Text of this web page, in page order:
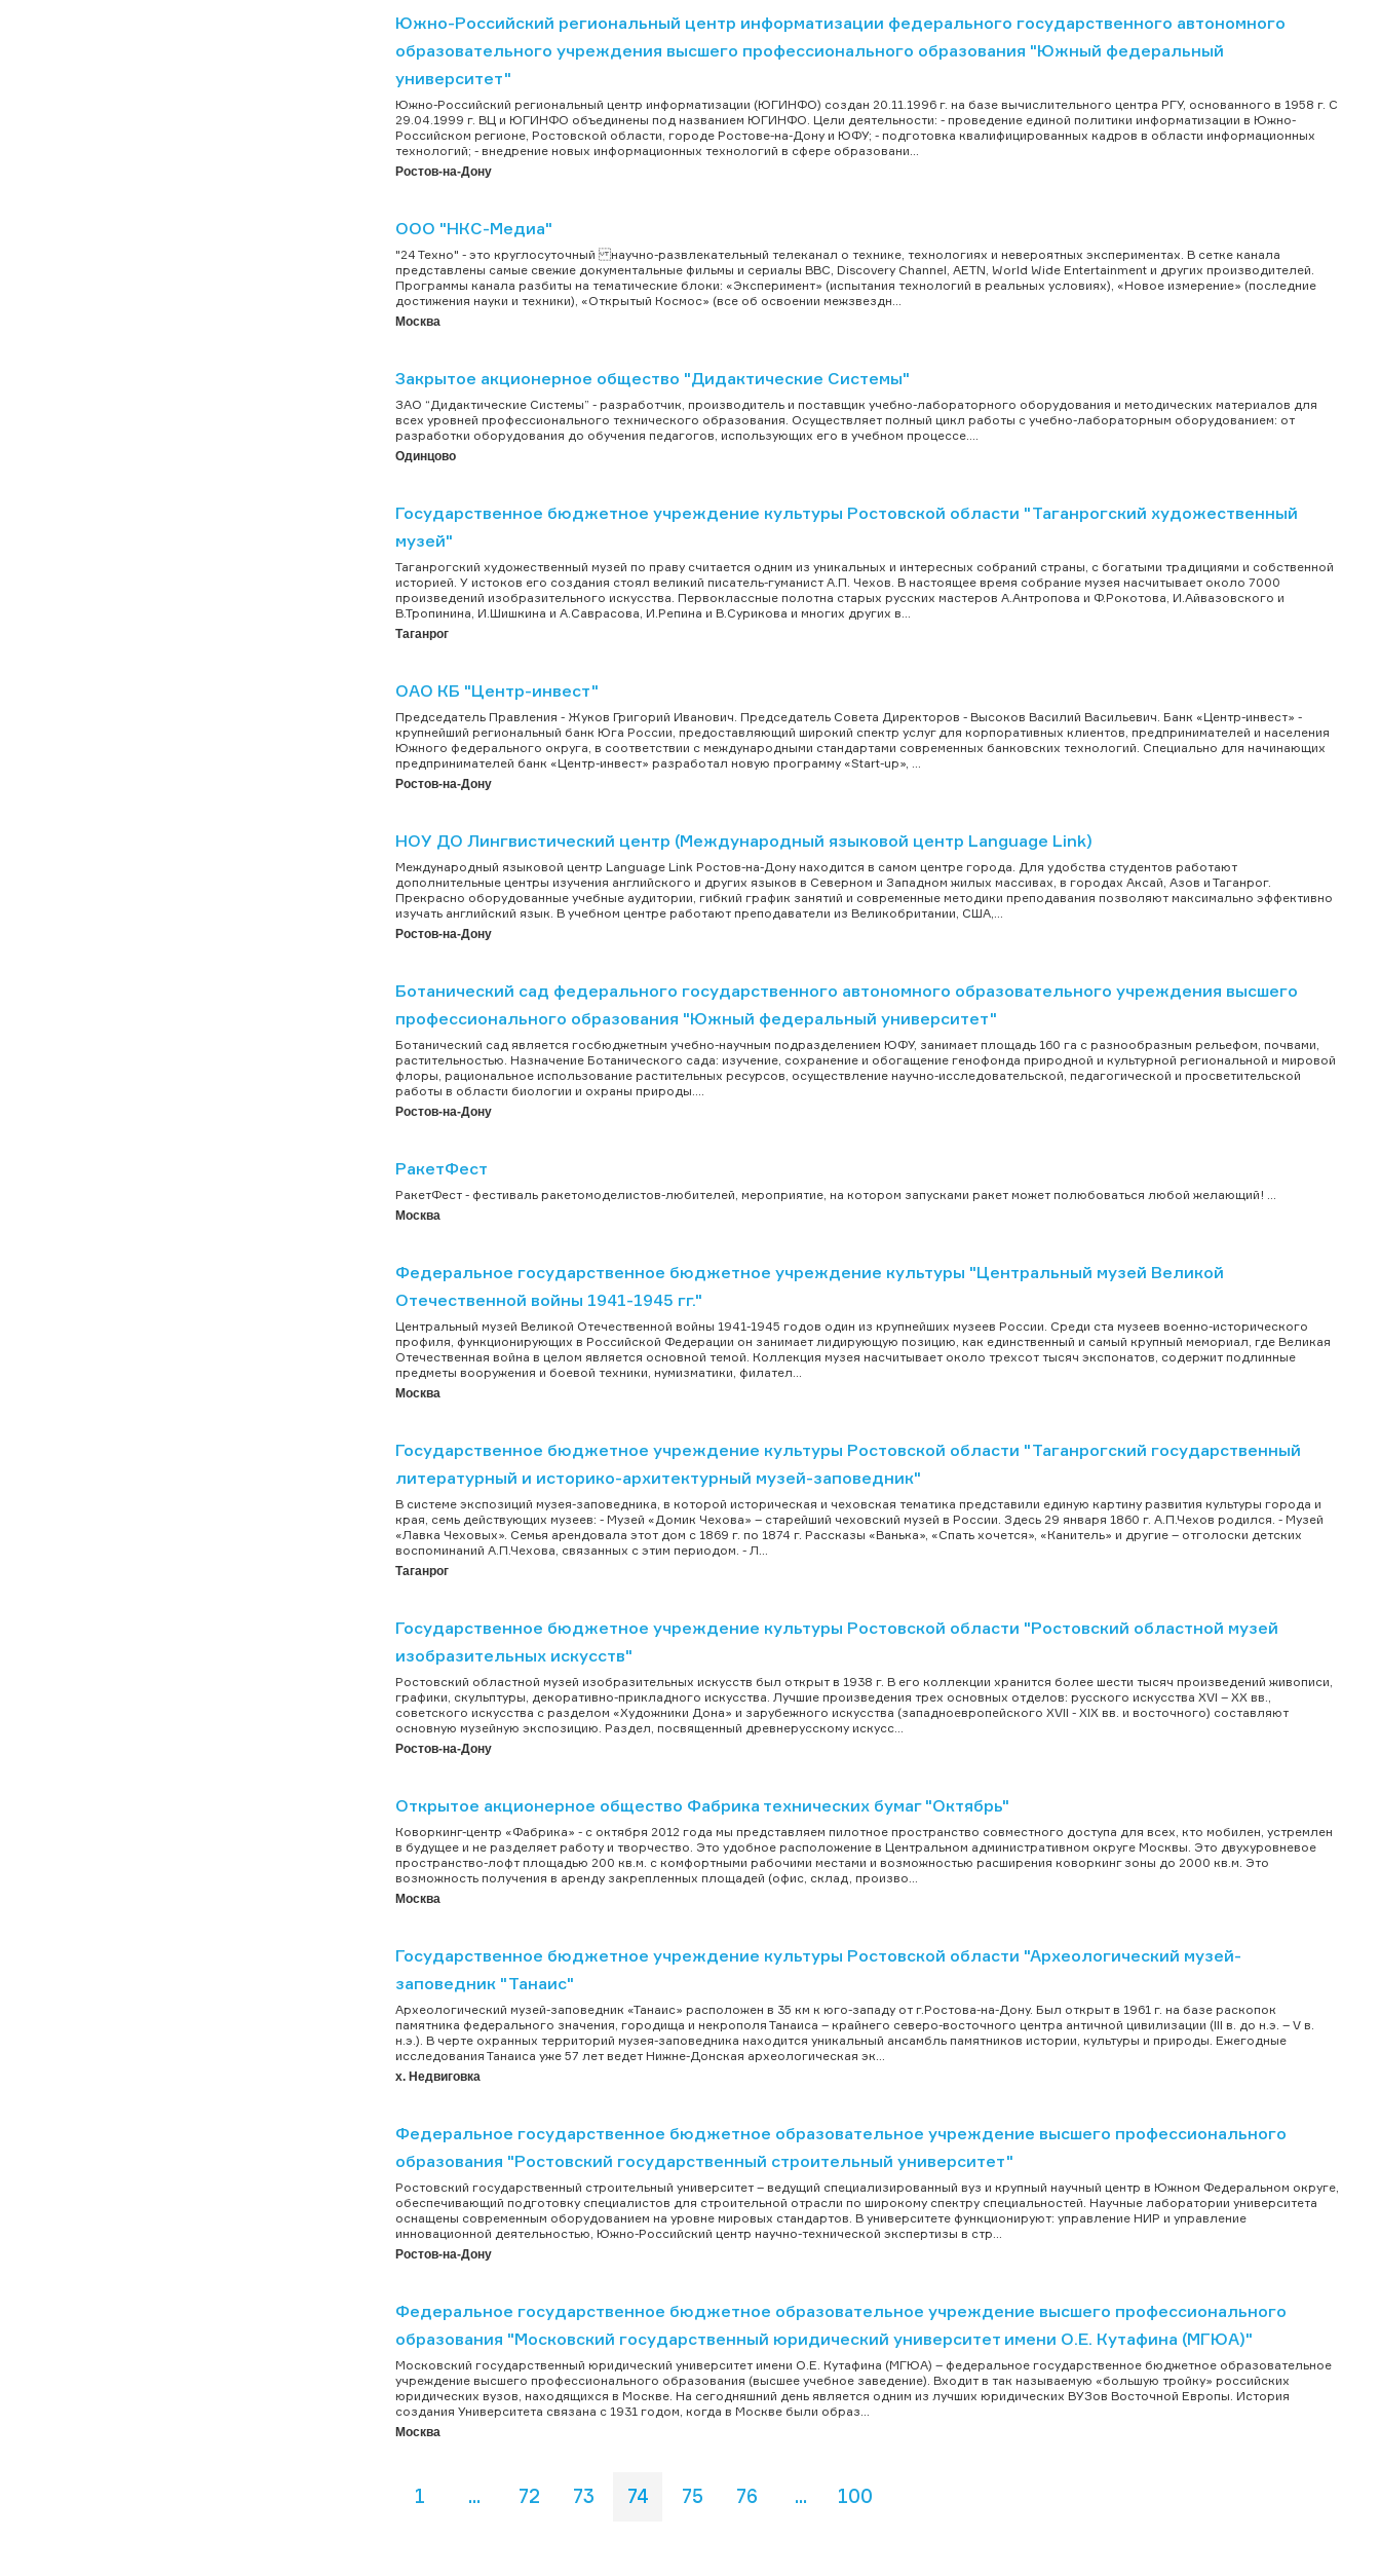
Южно-Российский региональный центр информатизации федерального государственного автономного
образовательного учреждения высшего профессионального образования "Южный федеральный
университет"
Южно-Российский региональный центр информатизации (ЮГИНФО) создан 20.11.1996 г. на базе вычислительного центра РГУ, основанного в 1958 г. С
29.04.1999 г. ВЦ и ЮГИНФО объединены под названием ЮГИНФО. Цели деятельности: - проведение единой политики информатизации в Южно-
Российском регионе, Ростовской области, городе Ростове-на-Дону и ЮФУ; - подготовка квалифицированных кадров в области информационных
технологий; - внедрение новых информационных технологий в сфере образовани...
Ростов-на-Дону
ООО "НКС-Медиа"
"24 Техно" - это круглосуточный научно-развлекательный телеканал о технике, технологиях и невероятных экспериментах. В сетке канала
представлены самые свежие документальные фильмы и сериалы BBC, Discovery Channel, AETN, World Wide Entertainment и других производителей.
Программы канала разбиты на тематические блоки: «Эксперимент» (испытания технологий в реальных условиях), «Новое измерение» (последние
достижения науки и техники), «Открытый Космос» (все об освоении межзвездн...
Москва
Закрытое акционерное общество "Дидактические Системы"
ЗАО “Дидактические Системы” - разработчик, производитель и поставщик учебно-лабораторного оборудования и методических материалов для
всех уровней профессионального технического образования. Осуществляет полный цикл работы с учебно-лабораторным оборудованием: от
разработки оборудования до обучения педагогов, использующих его в учебном процессе....
Одинцово
Государственное бюджетное учреждение культуры Ростовской области "Таганрогский художественный
музей"
Таганрогский художественный музей по праву считается одним из уникальных и интересных собраний страны, с богатыми традициями и собственной
историей. У истоков его создания стоял великий писатель-гуманист А.П. Чехов. В настоящее время собрание музея насчитывает около 7000
произведений изобразительного искусства. Первоклассные полотна старых русских мастеров А.Антропова и Ф.Рокотова, И.Айвазовского и
В.Тропинина, И.Шишкина и А.Саврасова, И.Репина и В.Сурикова и многих других в...
Таганрог
ОАО КБ "Центр-инвест"
Председатель Правления - Жуков Григорий Иванович. Председатель Совета Директоров - Высоков Василий Васильевич. Банк «Центр-инвест» -
крупнейший региональный банк Юга России, предоставляющий широкий спектр услуг для корпоративных клиентов, предпринимателей и населения
Южного федерального округа, в соответствии с международными стандартами современных банковских технологий. Специально для начинающих
предпринимателей банк «Центр-инвест» разработал новую программу «Start-up», ...
Ростов-на-Дону
НОУ ДО Лингвистический центр (Международный языковой центр Language Link)
Международный языковой центр Language Link Ростов-на-Дону находится в самом центре города. Для удобства студентов работают
дополнительные центры изучения английского и других языков в Северном и Западном жилых массивах, в городах Аксай, Азов и Таганрог.
Прекрасно оборудованные учебные аудитории, гибкий график занятий и современные методики преподавания позволяют максимально эффективно
изучать английский язык. В учебном центре работают преподаватели из Великобритании, США,...
Ростов-на-Дону
Ботанический сад федерального государственного автономного образовательного учреждения высшего
профессионального образования "Южный федеральный университет"
Ботанический сад является госбюджетным учебно-научным подразделением ЮФУ, занимает площадь 160 га с разнообразным рельефом, почвами,
растительностью. Назначение Ботанического сада: изучение, сохранение и обогащение генофонда природной и культурной региональной и мировой
флоры, рациональное использование растительных ресурсов, осуществление научно-исследовательской, педагогической и просветительской
работы в области биологии и охраны природы....
Ростов-на-Дону
РакетФест
РакетФест - фестиваль ракетомоделистов-любителей, мероприятие, на котором запусками ракет может полюбоваться любой желающий! ...
Москва
Федеральное государственное бюджетное учреждение культуры "Центральный музей Великой
Отечественной войны 1941-1945 гг."
Центральный музей Великой Отечественной войны 1941-1945 годов один из крупнейших музеев России. Среди ста музеев военно-исторического
профиля, функционирующих в Российской Федерации он занимает лидирующую позицию, как единственный и самый крупный мемориал, где Великая
Отечественная война в целом является основной темой. Коллекция музея насчитывает около трехсот тысяч экспонатов, содержит подлинные
предметы вооружения и боевой техники, нумизматики, филател...
Москва
Государственное бюджетное учреждение культуры Ростовской области "Таганрогский государственный
литературный и историко-архитектурный музей-заповедник"
В системе экспозиций музея-заповедника, в которой историческая и чеховская тематика представили единую картину развития культуры города и
края, семь действующих музеев: - Музей «Домик Чехова» – старейший чеховский музей в России. Здесь 29 января 1860 г. А.П.Чехов родился. - Музей
«Лавка Чеховых». Семья арендовала этот дом с 1869 г. по 1874 г. Рассказы «Ванька», «Спать хочется», «Канитель» и другие – отголоски детских
воспоминаний А.П.Чехова, связанных с этим периодом. - Л...
Таганрог
Государственное бюджетное учреждение культуры Ростовской области "Ростовский областной музей
изобразительных искусств"
Ростовский областной музей изобразительных искусств был открыт в 1938 г. В его коллекции хранится более шести тысяч произведений живописи,
графики, скульптуры, декоративно-прикладного искусства. Лучшие произведения трех основных отделов: русского искусства XVI – XX вв.,
советского искусства с разделом «Художники Дона» и зарубежного искусства (западноевропейского XVII - XIX вв. и восточного) составляют
основную музейную экспозицию. Раздел, посвященный древнерусскому искусс...
Ростов-на-Дону
Открытое акционерное общество Фабрика технических бумаг "Октябрь"
Коворкинг-центр «Фабрика» - с октября 2012 года мы представляем пилотное пространство совместного доступа для всех, кто мобилен, устремлен
в будущее и не разделяет работу и творчество. Это удобное расположение в Центральном административном округе Москвы. Это двухуровневое
пространство-лофт площадью 200 кв.м. с комфортными рабочими местами и возможностью расширения коворкинг зоны до 2000 кв.м. Это
возможность получения в аренду закрепленных площадей (офис, склад, произво...
Москва
Государственное бюджетное учреждение культуры Ростовской области "Археологический музей-
заповедник "Танаис"
Археологический музей-заповедник «Танаис» расположен в 35 км к юго-западу от г.Ростова-на-Дону. Был открыт в 1961 г. на базе раскопок
памятника федерального значения, городища и некрополя Танаиса – крайнего северо-восточного центра античной цивилизации (III в. до н.э. – V в.
н.э.). В черте охранных территорий музея-заповедника находится уникальный ансамбль памятников истории, культуры и природы. Ежегодные
исследования Танаиса уже 57 лет ведет Нижне-Донская археологическая эк...
х. Недвиговка
Федеральное государственное бюджетное образовательное учреждение высшего профессионального
образования "Ростовский государственный строительный университет"
Ростовский государственный строительный университет – ведущий специализированный вуз и крупный научный центр в Южном Федеральном округе,
обеспечивающий подготовку специалистов для строительной отрасли по широкому спектру специальностей. Научные лаборатории университета
оснащены современным оборудованием на уровне мировых стандартов. В университете функционируют: управление НИР и управление
инновационной деятельностью, Южно-Российский центр научно-технической экспертизы в стр...
Ростов-на-Дону
Федеральное государственное бюджетное образовательное учреждение высшего профессионального
образования "Московский государственный юридический университет имени О.Е. Кутафина (МГЮА)"
Московский государственный юридический университет имени О.Е. Кутафина (МГЮА) – федеральное государственное бюджетное образовательное
учреждение высшего профессионального образования (высшее учебное заведение). Входит в так называемую «большую тройку» российских
юридических вузов, находящихся в Москве. На сегодняшний день является одним из лучших юридических ВУЗов Восточной Европы. История
создания Университета связана с 1931 годом, когда в Москве были образ...
Москва
1 ... 72 73 74 75 76 ... 100